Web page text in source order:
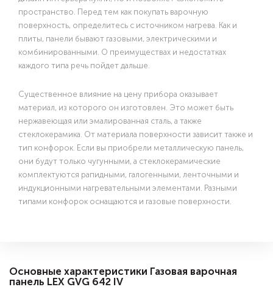
пространство. Перед тем как покупать варочную
поверхность, определитесь с источником нагрева. Как и
плиты, панели бывают газовыми, электрическими и
комбинированными. О преимуществах и недостатках
каждого типа речь пойдет дальше.
Существенное влияние на цену прибора оказывает
материал, из которого он изготовлен. Это может быть
нержавеющая или эмалированная сталь, а также
стеклокерамика. От материала поверхности зависит также и
тип конфорок. Если вы приобрели металлическую панель,
они будут только чугунными, а стеклокерамические
комплектуются рапидными, галогенными, ленточными и
индукционными нагревательными элементами. Разными
типами конфорок оснащаются и газовые поверхности.
Основные характеристики Газовая варочная
панель LEX GVG 642 IV